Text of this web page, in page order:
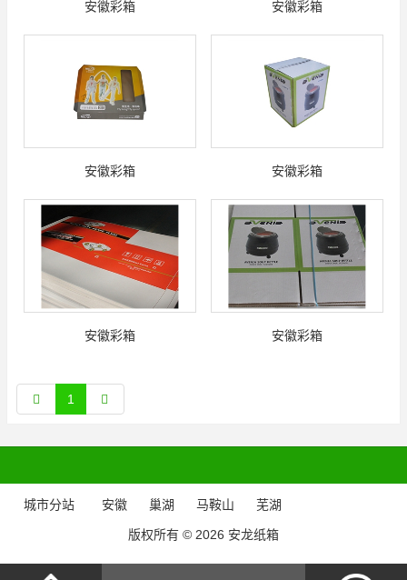
安徽彩箱 安徽彩箱
安徽彩箱 安徽彩箱
安徽彩箱 安徽彩箱
1
城市分站 安徽 巢湖 马鞍山 芜湖
版权所有 © 2026 安龙纸箱